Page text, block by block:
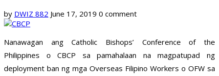
by DWIZ 882 June 17, 2019 0 comment
Nanawagan ang Catholic Bishops’ Conference of the
Philippines o CBCP sa pamahalaan na magpatupad ng
deployment ban ng mga Overseas Filipino Workers o OFW sa